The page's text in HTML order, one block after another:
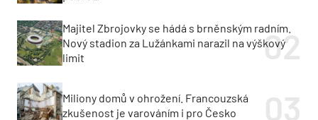
Majitel Zbrojovky se hádá s brněnským radním.
Nový stadion za Lužánkami narazil na výškový
limit
Miliony domů v ohrožení. Francouzská
zkušenost je varováním i pro Česko